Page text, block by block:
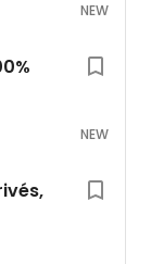
NEW
NEW